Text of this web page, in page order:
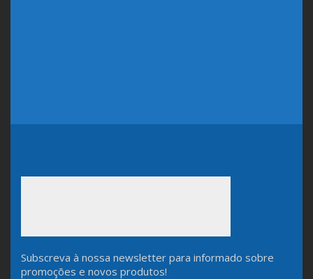
Subscreva à nossa newsletter para informado sobre
promoções e novos produtos!